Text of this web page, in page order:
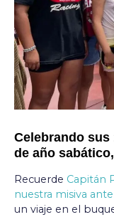
Celebrando sus
de año
Recuerde Capitán
nuestra misiva
un viaje en el